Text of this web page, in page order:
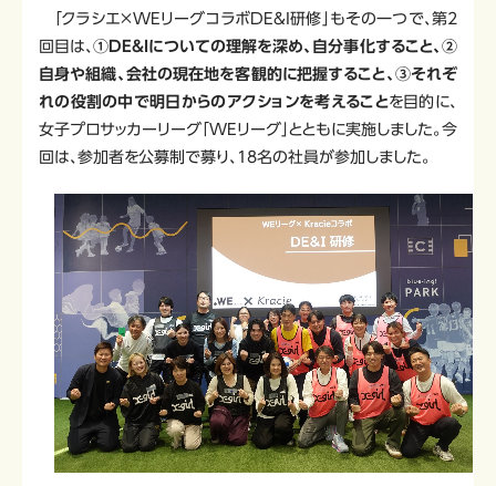
「クラシエ×WEリーグコラボDE&I研修」もその一つで、第2
回目は、①DE&Iについての理解を深め、自分事化すること、②
自身や組織、会社の現在地を客観的に把握すること、③それぞ
れの役割の中で明日からのアクションを考えることを目的に、
女子プロサッカーリーグ「WEリーグ」とともに実施しました。今
回は、参加者を公募制で募り、18名の社員が参加しました。